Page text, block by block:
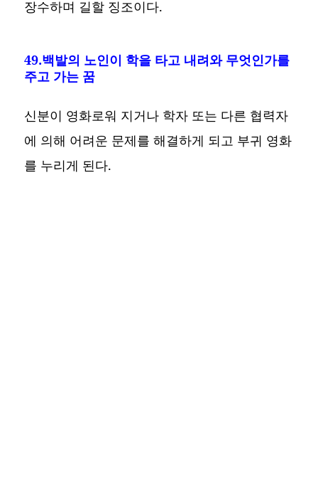
장수하며 길할 징조이다.
49.백발의 노인이 학을 타고 내려와 무엇인가를
주고 가는 꿈
신분이 영화로워 지거나 학자 또는 다른 협력자
에 의해 어려운 문제를 해결하게 되고 부귀 영화
를 누리게 된다.